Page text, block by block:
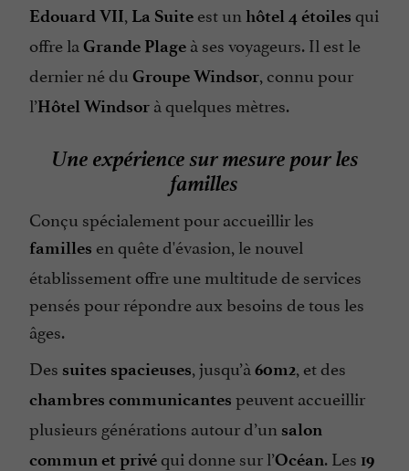
Edouard VII, La Suite est un hôtel 4 étoiles qui
offre la Grande Plage à ses voyageurs. Il est le
dernier né du Groupe Windsor, connu pour
l’Hôtel Windsor à quelques mètres.
Une expérience sur mesure pour les
familles
Conçu spécialement pour accueillir les
familles en quête d'évasion, le nouvel
établissement offre une multitude de services
pensés pour répondre aux besoins de tous les
âges.
Des suites spacieuses, jusqu’à 60m2, et des
chambres communicantes peuvent accueillir
plusieurs générations autour d’un salon
commun et privéqui donne sur l’Océan. Les 19